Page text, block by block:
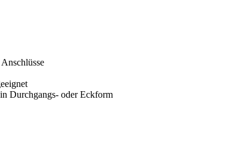
Durchgangs- oder Eckform